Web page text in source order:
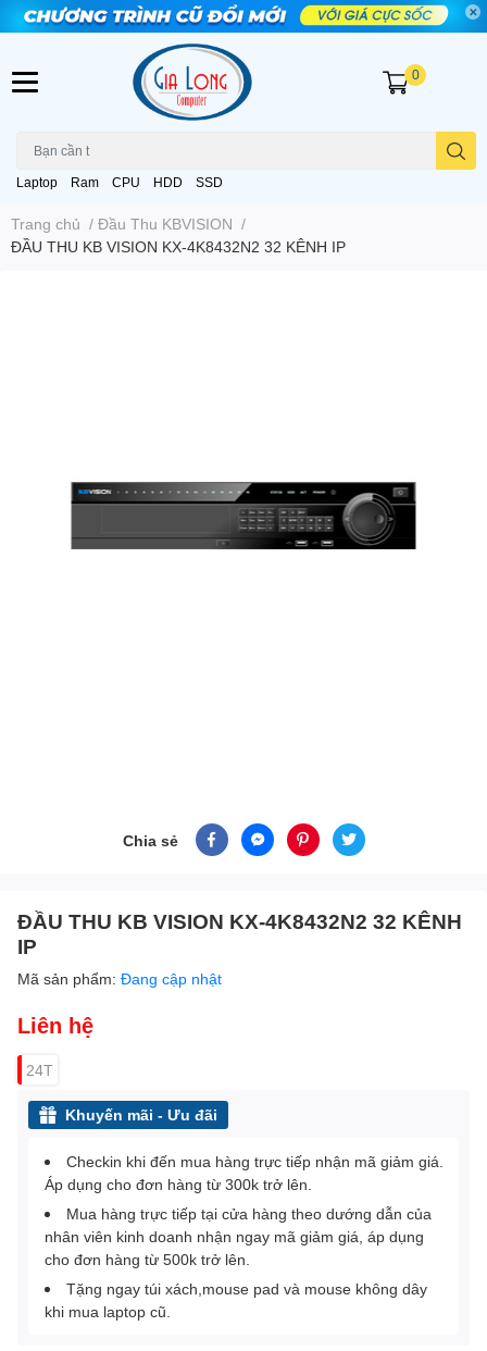
Laptop Ram CPU HDD SSD
0
Trang chủ / Đầu Thu KBVISION /
ĐẦU THU KB VISION KX-4K8432N2 32 KÊNH IP
Chia sẻ
ĐẦU THU KB VISION KX-4K8432N2 32 KÊNH
IP
Mã sản phẩm: Đang cập nhật
Liên hệ
24T
Khuyến mãi - Ưu đãi
Checkin khi đến mua hàng trực tiếp nhận mã giảm giá.
Áp dụng cho đơn hàng từ 300k trở lên.
Mua hàng trực tiếp tại cửa hàng theo dướng dẫn của
nhân viên kinh doanh nhận ngay mã giảm giá, áp dụng
cho đơn hàng từ 500k trở lên.
Tặng ngay túi xách,mouse pad và mouse không dây
khi mua laptop cũ.